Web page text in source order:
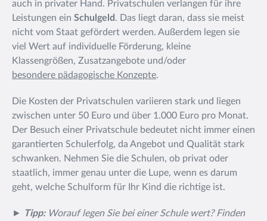
auch in privater Hand. Privatschulen verlangen für ihre
Leistungen ein Schulgeld . Das liegt daran, dass sie meist
nicht vom Staat gefördert werden. Außerdem legen sie
viel Wert auf individuelle Förderung, kleine
Klassengrößen, Zusatzangebote und/oder
besondere pädagogische Konzepte.
Die Kosten der Privatschulen variieren stark und liegen
zwischen unter 50 Euro und über 1.000 Euro pro Monat.
Der Besuch einer Privatschule bedeutet nicht immer einen
garantierten Schulerfolg, da Angebot und Qualität stark
schwanken. Nehmen Sie die Schulen, ob privat oder
staatlich, immer genau unter die Lupe, wenn es darum
geht, welche Schulform für Ihr Kind die richtige ist.
► Tipp: Worauf legen Sie bei einer Schule wert? Finden